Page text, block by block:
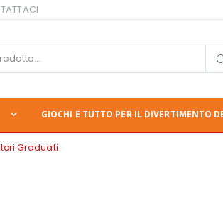
GIOCHI E TUTTO PER IL DIVERTIMENTO
Graduati